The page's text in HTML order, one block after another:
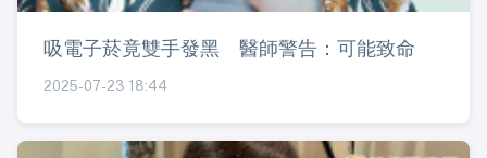
吸電子菸竟雙手發黑 醫師警告：可能致命
2025-07-23 18:44